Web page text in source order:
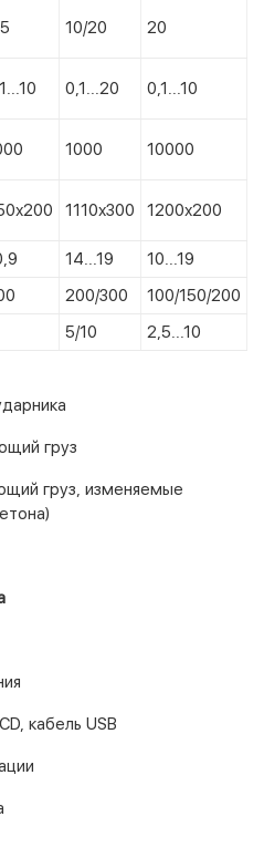
10/20 20
0,1...20 0,1...10
1000 10000
1110х300 1200х200
14...19
10...19
200/300
100/150/200
5/10
2,5...10
груз
груз, изменяемые
кабель USB